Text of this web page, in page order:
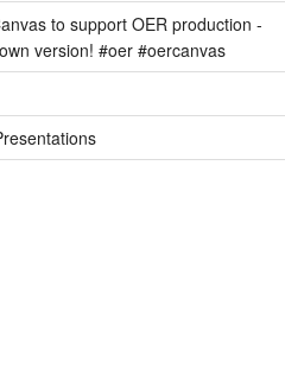
to support OER production -
version! #oer #oercanvas